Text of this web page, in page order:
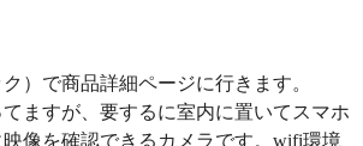
）で商品詳細ページに行きます。
ますが、要するに室内に置いてスマホ
像を確認できるカメラです。wifi環境